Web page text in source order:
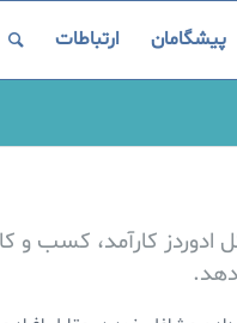
پیشگامان ارتباطات
ادوردز کارآمد، کسب